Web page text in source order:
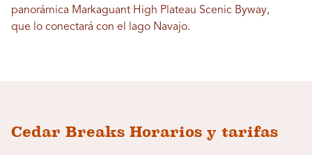
panorámica Markaguant High Plateau Scenic Byway,
que lo conectará con el lago Navajo.
Cedar Breaks Horarios y tarifas